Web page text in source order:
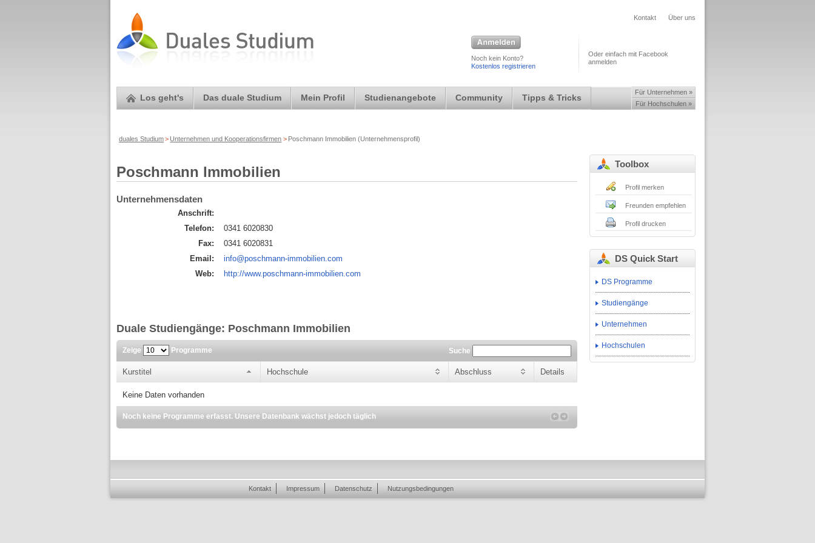
Kontakt Über uns
Noch kein Konto?
Kostenlos registrieren
Oder einfach mit Facebook
anmelden
Los geht's Das duale Studium Mein Profil Studienangebote Community Tipps & Tricks
Für Unternehmen »
Für Hochschulen »
duales Studium> Unternehmen und Kooperationsfirmen > Poschmann Immobilien (Unternehmensprofil)
Poschmann Immobilien
Unternehmensdaten
Anschrift:
Telefon:
0341 6020830
Fax:
0341 6020831
Email:
info@poschmann-immobilien.com
Web:
http://www.poschmann-immobilien.com
Duale Studiengänge: Poschmann Immobilien
Zeige Programme Suche
Kurstitel Hochschule Abschluss Details
Keine Daten vorhanden
Noch keine Programme erfasst. Unsere Datenbank wächst jedoch täglich
Toolbox
Profil merken
Freunden empfehlen
Profil drucken
DS Quick Start
DS Programme
Studiengänge
Unternehmen
Hochschulen
Kontakt Impressum Datenschutz Nutzungsbedingungen